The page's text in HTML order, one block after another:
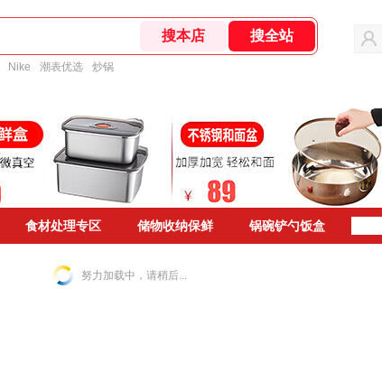
Nike 潮表优选 炒锅
食材处理专区 储物收纳保鲜 锅碗铲勺饭盒
努力加载中，请稍后...